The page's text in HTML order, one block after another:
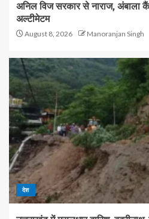
अनिल विज सरकार से नाराज, अंबाला
अल्टीमेटम
August 8, 2026 Manoranjan Singh
देश